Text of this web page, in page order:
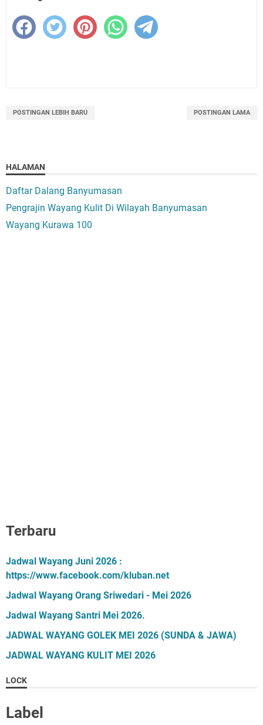
POSTINGAN LEBIH BARU POSTINGAN LAMA
HALAMAN
Daftar Dalang Banyumasan
Pengrajin Wayang Kulit Di Wilayah Banyumasan
Wayang Kurawa 100
Terbaru
Jadwal Wayang Juni 2026 :
https://www.facebook.com/kluban.net
Jadwal Wayang Orang Sriwedari - Mei 2026
Jadwal Wayang Santri Mei 2026.
JADWAL WAYANG GOLEK MEI 2026 (SUNDA & JAWA)
JADWAL WAYANG KULIT MEI 2026
LOCK
Label